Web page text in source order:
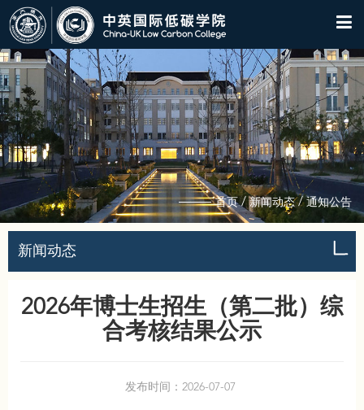
首页/新闻动态/ 通知公告
新闻动态
2026年博士生招生（第二批）综
合考核结果公示
发布时间：2026-07-07